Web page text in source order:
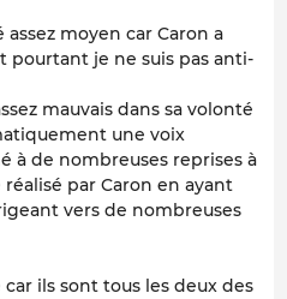
moyen car Caron a
je ne suis pas anti-
mauvais dans sa volonté
une voix
à de nombreuses reprises à
par Caron en ayant
vers de nombreuses
ils sont tous les deux des